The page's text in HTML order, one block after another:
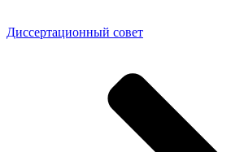
Диссертационный совет